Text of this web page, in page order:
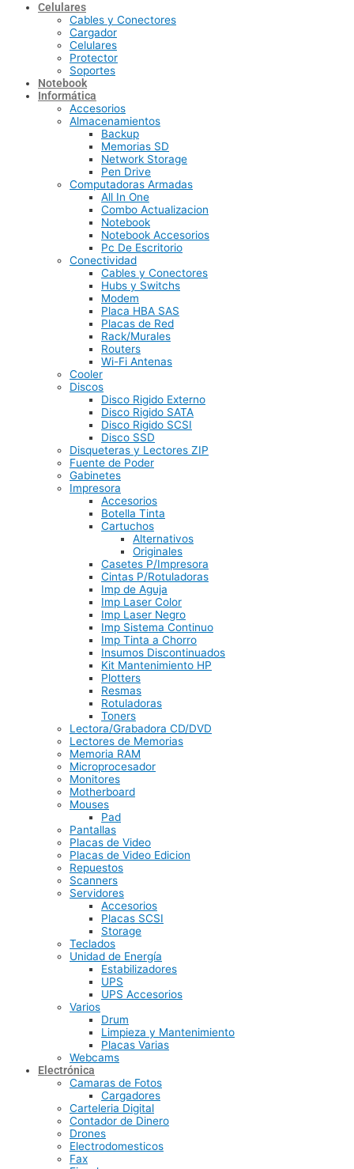
Celulares
Cables y Conectores
Cargador
Celulares
Protector
Soportes
Notebook
Informática
Accesorios
Almacenamientos
Backup
Memorias SD
Network Storage
Pen Drive
Computadoras Armadas
All In One
Combo Actualizacion
Notebook
Notebook Accesorios
Pc De Escritorio
Conectividad
Cables y Conectores
Hubs y Switchs
Modem
Placa HBA SAS
Placas de Red
Rack/Murales
Routers
Wi-Fi Antenas
Cooler
Discos
Disco Rigido Externo
Disco Rigido SATA
Disco Rigido SCSI
Disco SSD
Disqueteras y Lectores ZIP
Fuente de Poder
Gabinetes
Impresora
Accesorios
Botella Tinta
Cartuchos
Alternativos
Originales
Casetes P/Impresora
Cintas P/Rotuladoras
Imp de Aguja
Imp Laser Color
Imp Laser Negro
Imp Sistema Continuo
Imp Tinta a Chorro
Insumos Discontinuados
Kit Mantenimiento HP
Plotters
Resmas
Rotuladoras
Toners
Lectora/Grabadora CD/DVD
Lectores de Memorias
Memoria RAM
Microprocesador
Monitores
Motherboard
Mouses
Pad
Pantallas
Placas de Video
Placas de Video Edicion
Repuestos
Scanners
Servidores
Accesorios
Placas SCSI
Storage
Teclados
Unidad de Energía
Estabilizadores
UPS
UPS Accesorios
Varios
Drum
Limpieza y Mantenimiento
Placas Varias
Webcams
Electrónica
Camaras de Fotos
Cargadores
Carteleria Digital
Contador de Dinero
Drones
Electrodomesticos
Fax